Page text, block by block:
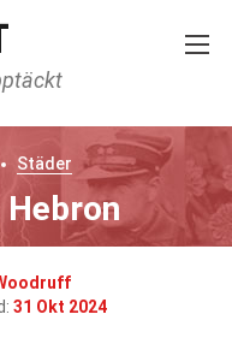
Städer
31 Okt 2024